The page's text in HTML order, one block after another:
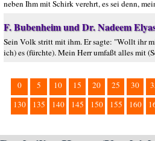
neben Ihm mit Schirk verehrt, es sei denn,
F. Bubenheim und Dr. Nadeem
Sein Volk stritt mit ihm. Er sagte: "Wollt ihr
ich) es (fürchte). Mein Herr umfaßt alles mit
0 5 10 15 20 25 30
130
135 140 145 150 155 160